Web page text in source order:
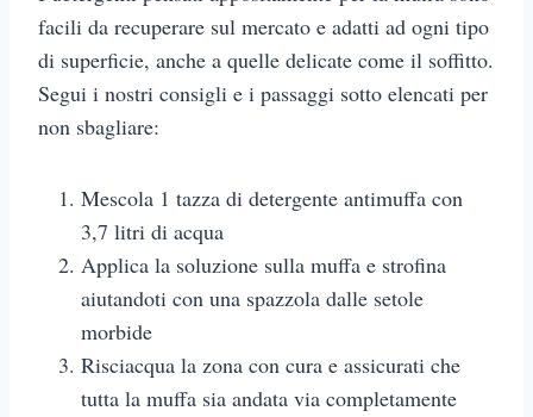
facili da recuperare sul mercato e adatti ad ogni tipo
di superficie, anche a quelle delicate come il soffitto.
Segui i nostri consigli e i passaggi sotto elencati per
non sbagliare:
Mescola 1 tazza di detergente antimuffa con
3,7 litri di acqua
Applica la soluzione sulla muffa e strofina
aiutandoti con una spazzola dalle setole
morbide
Risciacqua la zona con cura e assicurati che
tutta la muffa sia andata via completamente